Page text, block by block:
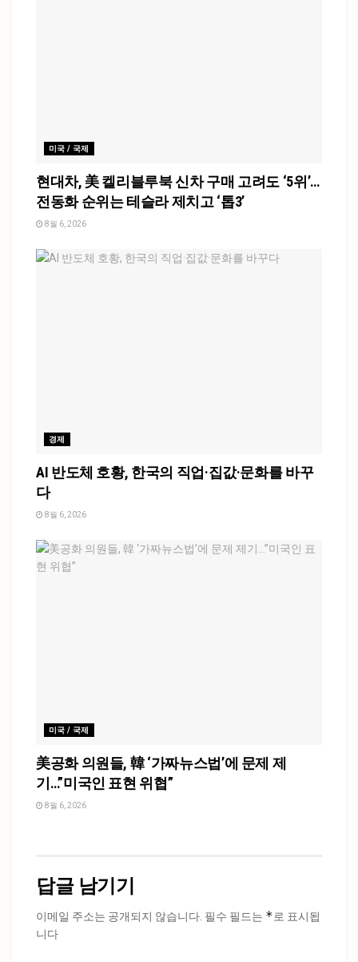
미국 / 국제
현대차, 美 켈리블루북 신차 구매 고려도 ‘5위’…
전동화 순위는 테슬라 제치고 ‘톱3’
8월 6, 2026
경제
AI 반도체 호황, 한국의 직업·집값·문화를 바꾸
다
8월 6, 2026
미국 / 국제
美공화 의원들, 韓 ‘가짜뉴스법’에 문제 제
기…”미국인 표현 위협”
8월 6, 2026
답글 남기기
이메일 주소는 공개되지 않습니다. 필수 필드는 *로 표시됩
니다